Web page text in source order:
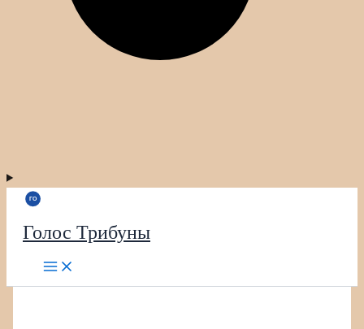
Голос Трибуны